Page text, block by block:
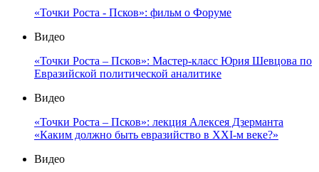
«Точки Роста - Псков»: фильм о Форуме
Видео
«Точки Роста – Псков»: Мастер-класс Юрия Шевцова по
Евразийской политической аналитике
Видео
«Точки Роста – Псков»: лекция Алексея Дзерманта
«Каким должно быть евразийство в XXI-м веке?»
Видео